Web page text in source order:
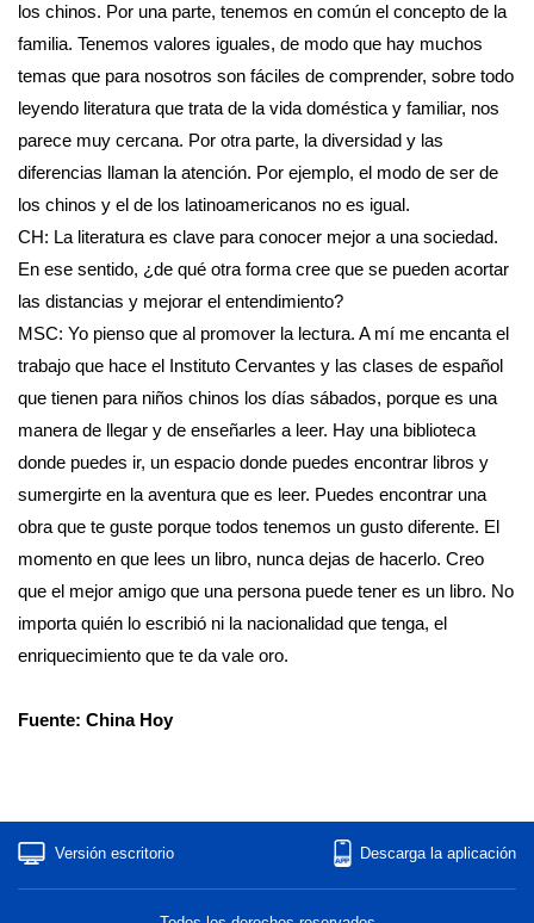
los chinos. Por una parte, tenemos en común el concepto de la
familia. Tenemos valores iguales, de modo que hay muchos
temas que para nosotros son fáciles de comprender, sobre todo
leyendo literatura que trata de la vida doméstica y familiar, nos
parece muy cercana. Por otra parte, la diversidad y las
diferencias llaman la atención. Por ejemplo, el modo de ser de
los chinos y el de los latinoamericanos no es igual.
CH: La literatura es clave para conocer mejor a una sociedad.
En ese sentido, ¿de qué otra forma cree que se pueden acortar
las distancias y mejorar el entendimiento?
MSC: Yo pienso que al promover la lectura. A mí me encanta el
trabajo que hace el Instituto Cervantes y las clases de español
que tienen para niños chinos los días sábados, porque es una
manera de llegar y de enseñarles a leer. Hay una biblioteca
donde puedes ir, un espacio donde puedes encontrar libros y
sumergirte en la aventura que es leer. Puedes encontrar una
obra que te guste porque todos tenemos un gusto diferente. El
momento en que lees un libro, nunca dejas de hacerlo. Creo
que el mejor amigo que una persona puede tener es un libro. No
importa quién lo escribió ni la nacionalidad que tenga, el
enriquecimiento que te da vale oro.
Fuente: China Hoy
Versión escritorio Descarga la aplicación